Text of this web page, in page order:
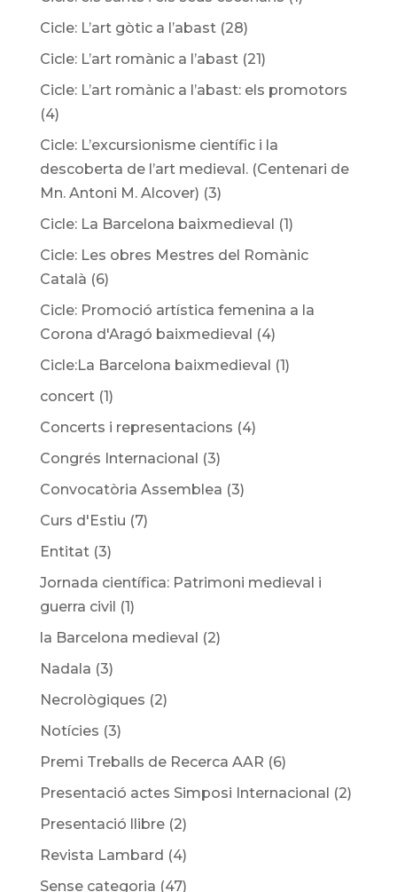
Cicle: L’art gòtic a l’abast(28)
Cicle: L’art romànic a l’abast(21)
Cicle: L’art romànic a l’abast: els promotors
(4)
Cicle: L’excursionisme científic i la
descoberta de l’art medieval. (Centenari de
Mn. Antoni M. Alcover) (3)
Cicle: La Barcelona baixmedieval (1)
Cicle: Les obres Mestres del Romànic
Català (6)
Cicle: Promoció artística femenina a la
Corona d'Aragó baixmedieval (4)
Cicle:La Barcelona baixmedieval (1)
concert(1)
Concerts i representacions (4)
Congrés Internacional (3)
Convocatòria Assemblea (3)
Curs d'Estiu (7)
Entitat(3)
Jornada científica: Patrimoni medieval i
guerra civil (1)
la Barcelona medieval (2)
Nadala (3)
Necrològiques (2)
Notícies (3)
Premi Treballs de Recerca AAR (6)
Presentació actes Simposi Internacional (2)
Presentació llibre(2)
Revista Lambard (4)
Sense categoria (47)